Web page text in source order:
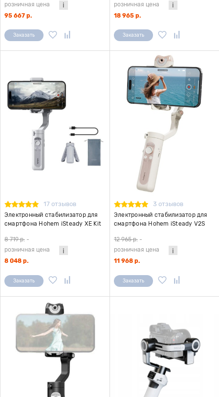
розничная цена
95 667 р.
Заказать
розничная цена
18 965 р.
Заказать
17 отзывов
Электронный стабилизатор для
смартфона Hohem iSteady XE Kit
8 719 р. -
розничная цена
8 048 р.
Заказать
3 отзывов
Электронный стабилизатор для
смартфона Hohem iSteady V2S
12 965 р. -
розничная цена
11 968 р.
Заказать